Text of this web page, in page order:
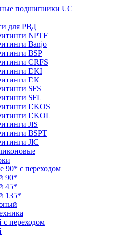
подшипники UC
для РВД
NPTF
Banjo
BSP
ORFS
DKI
DK
SFS
SFL
DKOS
DKOL
JIS
BSPT
JIC
90* с переходом
90*
45*
135*
с переходом